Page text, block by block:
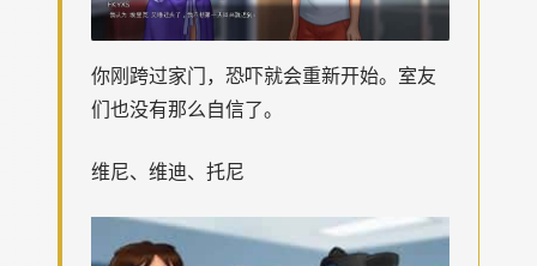
你刚跨过家门，恐吓就会重新开始。室友
们也没有那么自信了。
维尼、维迪、托尼